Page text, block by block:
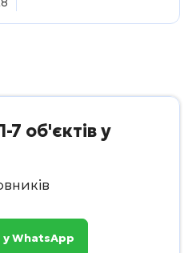
об'єктів у
WhatsApp